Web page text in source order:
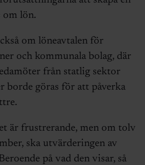
om lön.
om löneavtalen för
och kommunala bolag, där
från statlig sektor
borde göras för att påverka
är frustrerande, men om tolv
ska utvärderingen av
på vad den visar, så